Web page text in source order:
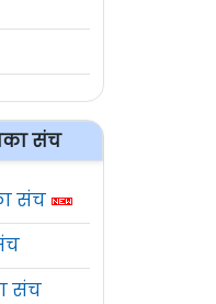
संच
संच
संच